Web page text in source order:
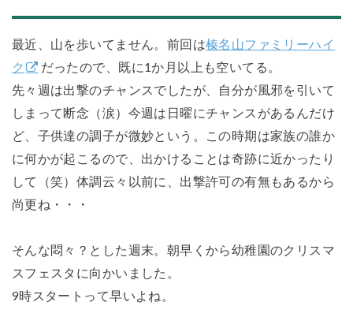
最近、山を歩いてません。前回は榛名山ファミリーハイ
ク
だったので、既に1か月以上も空いてる。
先々週は出撃のチャンスでしたが、自分が風邪を引いて
しまって断念（涙）今週は日曜にチャンスがあるんだけ
ど、子供達の調子が微妙という。この時期は家族の誰か
に何かが起こるので、出かけることは奇跡に近かったり
して（笑）体調云々以前に、出撃許可の有無もあるから
尚更ね・・・
そんな悶々？とした週末。朝早くから幼稚園のクリスマ
スフェスタに向かいました。
9時スタートって早いよね。